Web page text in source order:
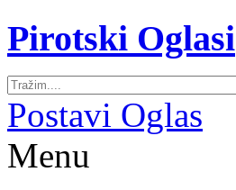
Pirotski Oglasi
Postavi Oglas
Menu